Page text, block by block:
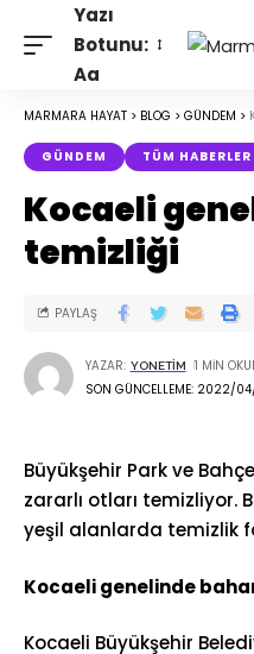
Yazı
Botunu:
Aa
MARMARA HAYAT > BLOG > GÜNDEM >
GÜNDEM TÜM HABERLER
Kocaeli
temizliği
SON GÜNCELLEME: 2022/
YAZAR: YONETIM 1 MIN
PAYLAŞ
Büyükşehir Park ve
zararlı otları temizliyor.
yeşil alanlarda temizlik
Kocaeli genelinde
Kocaeli Büyükşehir